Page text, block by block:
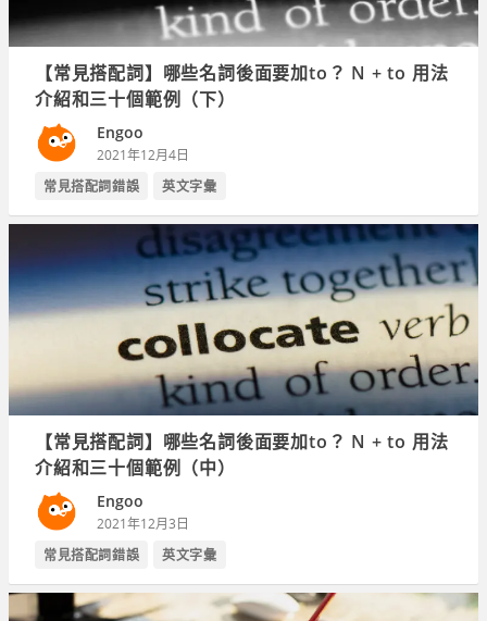
【常見搭配詞】哪些名詞後面要加to？ N + to 用法
介紹和三十個範例（下）
Engoo
2021年12月4日
常見搭配詞錯誤
英文字彙
【常見搭配詞】哪些名詞後面要加to？ N + to 用法
介紹和三十個範例（中）
Engoo
2021年12月3日
常見搭配詞錯誤
英文字彙